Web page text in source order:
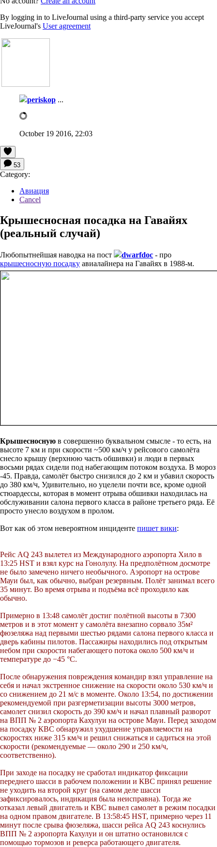
By logging in to LiveJournal using a third-party service you accept
LiveJournal's User agreement
periskop ...
October 19 2016, 22:03
53
Category:
Авиация
Cancel
Крышесносная посадка на Гавайях
(реальный случай)
Любопытнейшая наводка на пост dwarfdoc - про
крышесносную посадку авиалайнера на Гавайях в 1988-м.
Крышесносную в совершенно буквальном смысле - то есть, на
высоте 7 км и при скорости ~500 км/ч у рейсового самолёта
снесло крышу (верхнюю часть обшивки) и люди в первых
восьми рядах сидели под набегающим потоком воздуха. В мороз
-45. Правда, самолёт быстро снизился до 2 км и убавил скорость
до 380 км/ч, Удивительно, но уцелели почти все, кроме одной
стюардессы, которая в момент отрыва обшивки находилась на
обслуживании салона первого класса в районе третьего ряда. Её
просто унесло воздухом в пролом.
Вот как об этом невероятном инциденте пишет вики:
Рейс AQ 243 вылетел из Международного аэропорта Хило в
13:25 HST и взял курс на Гонолулу. На предполётном досмотре
не было замечено ничего необычного. Аэропорт на острове
Мауи был, как обычно, выбран резервным. Полёт занимал всего
35 минут. Во время отрыва и подъёма всё проходило как
обычно.
Примерно в 13:48 самолёт достиг полётной высоты в 7300
метров и в этот момент у самолёта внезапно сорвало 35м²
фюзеляжа над первыми шестью рядами салона первого класса и
дверь кабины пилотов. Пассажиры находились под открытым
небом при скорости набегающего потока около 500 км/ч и
температуре до −45 °C.
После обнаружения повреждения командир взял управление на
себя и начал экстренное снижение на скорости около 530 км/ч и
со снижением до 21 м/с в моменте. Около 13:54, по достижении
рекомендуемой при разгерметизации высоты 3000 метров,
самолет снизил скорость до 390 км/ч и начал плавный разворот
на ВПП № 2 аэропорта Кахулуи на острове Мауи. Перед заходом
на посадку КВС обнаружил ухудшение управляемости на
скоростях ниже 315 км/ч и решил снижаться и садиться на этой
скорости (рекомендуемые — около 290 и 250 км/ч,
соответственно).
При заходе на посадку не сработал индикатор фиксации
переднего шасси в рабочем положении и КВС принял решение
не уходить на второй круг (на самом деле шасси
зафиксировалось, индикация была неисправна). Тогда же
отказал левый двигатель и КВС вывел самолет в режим посадки
на одном правом двигателе. В 13:58:45 HST, примерно через 11
минут после срыва фюзеляжа, шасси рейса AQ 243 коснулись
ВПП № 2 аэропорта Кахулуи и он штатно остановился с
помощью тормозов и реверса работающего двигателя.